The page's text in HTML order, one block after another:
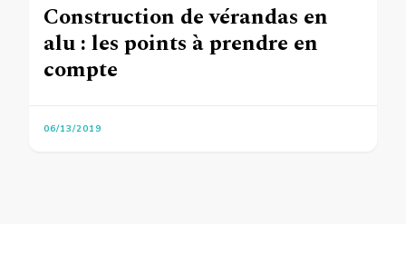
Construction de vérandas en
alu : les points à prendre en
compte
06/13/2019